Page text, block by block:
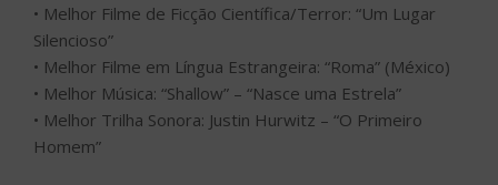
• Melhor Filme de Ficção Científica/Terror: “Um Lugar
Silencioso”
• Melhor Filme em Língua Estrangeira: “Roma” (México)
• Melhor Música: “Shallow” – “Nasce uma Estrela”
• Melhor Trilha Sonora: Justin Hurwitz – “O Primeiro
Homem”